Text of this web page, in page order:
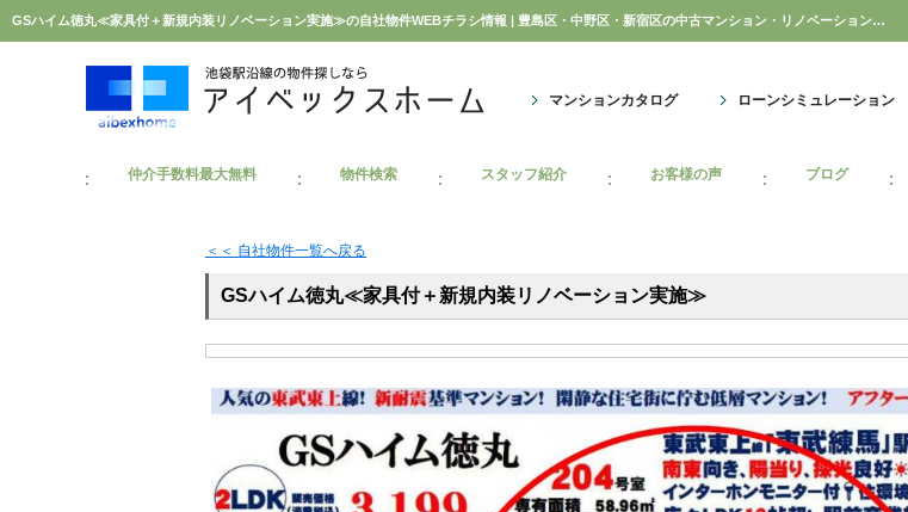
GSハイム徳丸≪家具付＋新規内装リノベーション実施≫の自社物件WEBチラシ情報 | 豊島区・中野区・新宿区の中古マンション・リノベーション情報なら池袋のアイベックスホーム！
マンションカタログ ローンシミュレーション
仲介手数料最大無料 物件検索 スタッフ紹介 お客様の声 ブログ
＜＜ 自社物件一覧へ戻る
GSハイム徳丸≪家具付＋新規内装リノベーション実施≫